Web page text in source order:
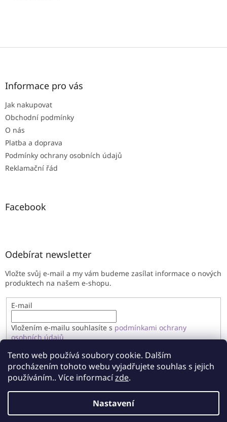
Tento web používá soubory cookie. Dalším
procházením tohoto webu vyjadřujete souhlas s jejich
používáním.. Více informacízde.
Nastavení
Z
Informace pro vás
Jak nakupovat
Obchodní podmínky
O nás
Platba a doprava
Podmínky ochrany osobních údajů
Reklamační řád
Facebook
Odebírat newsletter
Vložte svůj e-mail a my vám budeme zasílat informace o nových
produktech na našem e-shopu.
E-mail
Vložením e-mailu souhlasíte s podmínkami ochrany
osobních údajů
PŘIHLÁSIT SE
Vytvořil Shoptet